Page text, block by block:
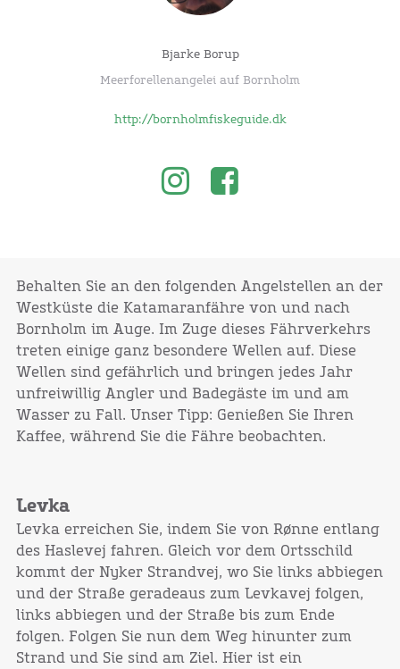
Bjarke Borup
Meerforellenangelei auf Bornholm
http://bornholmfiskeguide.dk
Behalten Sie an den folgenden Angelstellen an der
Westküste die Katamaranfähre von und nach
Bornholm im Auge. Im Zuge dieses Fährverkehrs
treten einige ganz besondere Wellen auf. Diese
Wellen sind gefährlich und bringen jedes Jahr
unfreiwillig Angler und Badegäste im und am
Wasser zu Fall. Unser Tipp: Genießen Sie Ihren
Kaffee, während Sie die Fähre beobachten.
Levka
Levka erreichen Sie, indem Sie von Rønne entlang
des Haslevej fahren. Gleich vor dem Ortsschild
kommt der Nyker Strandvej, wo Sie links abbiegen
und der Straße geradeaus zum Levkavej folgen,
links abbiegen und der Straße bis zum Ende
folgen. Folgen Sie nun dem Weg hinunter zum
Strand und Sie sind am Ziel. Hier ist ein